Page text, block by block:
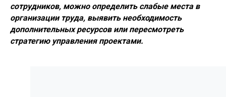
сотрудников, можно определить слабые места в
организации труда, выявить необходимость
дополнительных ресурсов или пересмотреть
стратегию управления проектами.